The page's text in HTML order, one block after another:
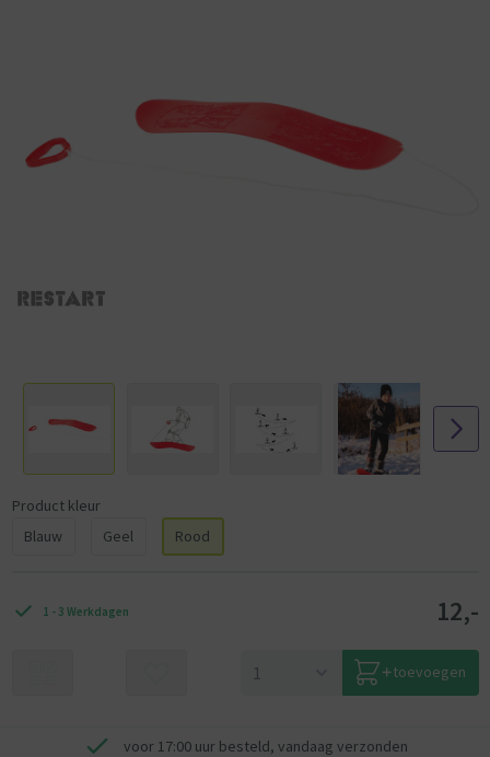
• afmeting 70 x 20.5 cm
• maximale belasting 50 kg
• geschikt vanaf 5 jaar
Lengte koord - 130 cm
Product kleur
Blauw
Geel Rood
1 - 3 Werkdagen 12,-
toevoegen
voor 17:00 uur besteld, vandaag verzonden